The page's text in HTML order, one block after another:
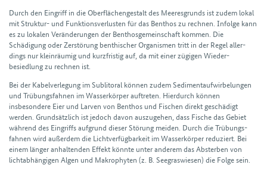
Durch den Eingriff in die Ober­flächen­gestalt des Meeres­grunds ist zudem lokal
mit Struktur- und Funktions­verlusten für das Benthos zu rechnen. Infolge kann
es zu lokalen Veränderungen der Benthos­gemeinschaft kommen. Die
Schädigung oder Zerstörung benthischer Organismen tritt in der Regel aller­
dings nur klein­räumig und kurz­fristig auf, da mit einer zügigen Wieder­
besiedlung zu rechnen ist.
Bei der Kabel­verlegung im Sublitoral können zudem Sediment­auf­wirbelungen
und Trübungs­fahnen im Wasser­körper auftreten. Hier­durch können
insbesondere Eier und Larven von Benthos und Fischen direkt geschädigt
werden. Grund­sätzlich ist jedoch davon aus­zu­gehen, dass Fische das Gebiet
während des Eingriffs aufgrund dieser Störung meiden. Durch die Trübungs­
fahnen wird außerdem die Licht­verfüg­barkeit im Wasser­körper reduziert. Bei
einem länger anhaltenden Effekt könnte unter anderem das Ab­sterben von
licht­abhängigen Algen und Makro­phyten (z. B. See­gras­wiesen) die Folge sein.